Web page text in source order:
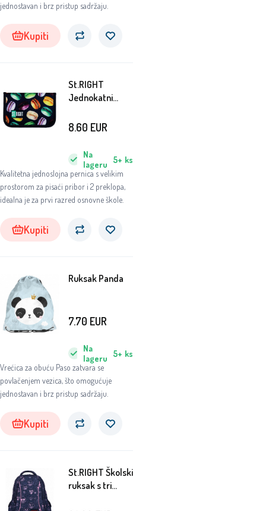
jednostavan i brz pristup sadržaju.
Kupiti
St.RIGHT
Jednokatni
Macaroons
Kvalitetna jednoslojna pernica s velikim
prostorom za pisaći pribor i 2 preklopa,
idealna je za prvi razred osnovne škole.
Na
lageru
5+ ks
8.60 EUR
Kupiti
Ruksak Panda
Vrećica za obuću Paso zatvara se
povlačenjem vezica, što omogućuje
jednostavan i brz pristup sadržaju.
Na
lageru
5+ ks
7.70 EUR
Kupiti
St.RIGHT Školski
ruksak s tri